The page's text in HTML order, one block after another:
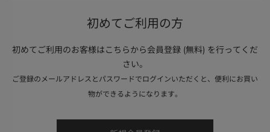
初めてご利用の方
初めてご利用のお客様はこちらから会員登録 (無料) を行ってくだ
さい。
ご登録のメールアドレスとパスワードでログインいただくと、便利にお買い
物ができるようになります。